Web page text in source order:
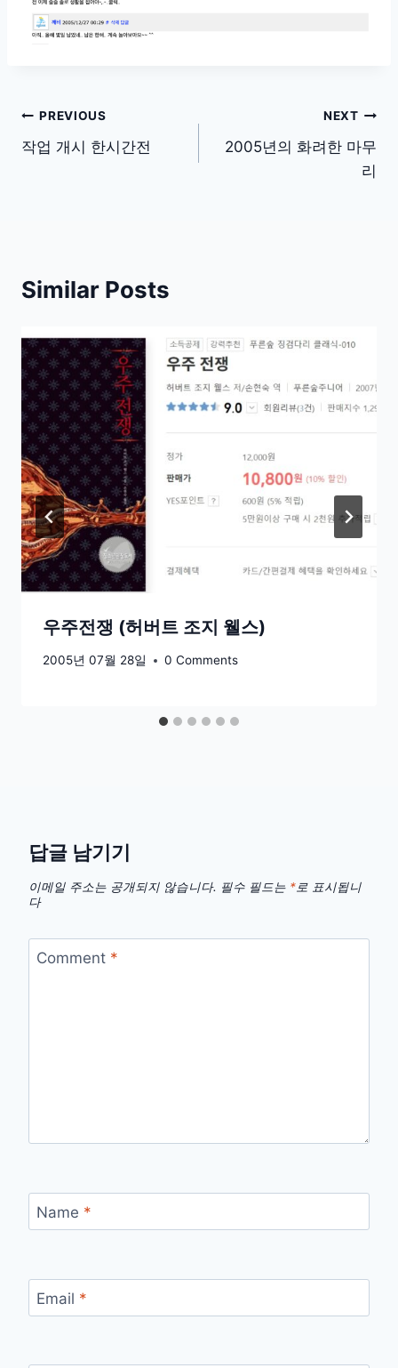
글
탐
PREVIOUS
작업 개시 한시간전
NEXT
2005년의 화려한 마무
리
Similar Posts
우주전쟁 (허버트 조지 웰스)
2005년 07월 28일 0 Comments
답글 남기기
이메일 주소는 공개되지 않습니다. 필수 필드는 *로 표시됩니
다
Comment *
Name *
Email *